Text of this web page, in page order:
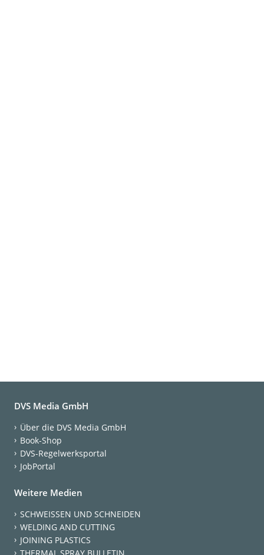
DVS Media GmbH
Über die DVS Media GmbH
Book-Shop
DVS-Regelwerksportal
JobPortal
Weitere Medien
SCHWEISSEN UND SCHNEIDEN
WELDING AND CUTTING
JOINING PLASTICS